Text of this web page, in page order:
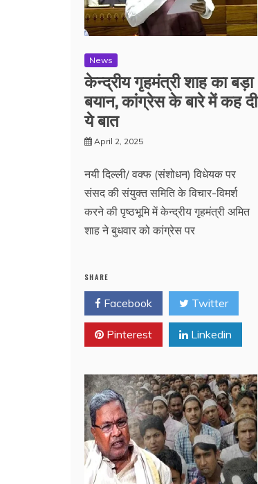
News
केन्द्रीय गृहमंत्री शाह का बड़ा
बयान, कांग्रेस के बारे में कह दी
ये बात
April 2, 2025
नयी दिल्ली/ वक्फ (संशोधन) विधेयक पर
संसद की संयुक्त समिति के विचार-विमर्श
करने की पृष्ठभूमि में केन्द्रीय गृहमंत्री अमित
शाह ने बुधवार को कांग्रेस पर
SHARE
Facebook Twitter
Pinterest Linkedin